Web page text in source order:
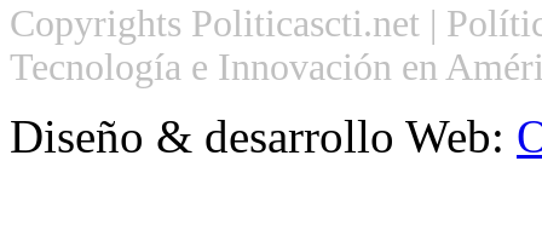
Copyrights Politicascti.net |
Tecnología e Innovación en
Diseño & desarrollo Web: